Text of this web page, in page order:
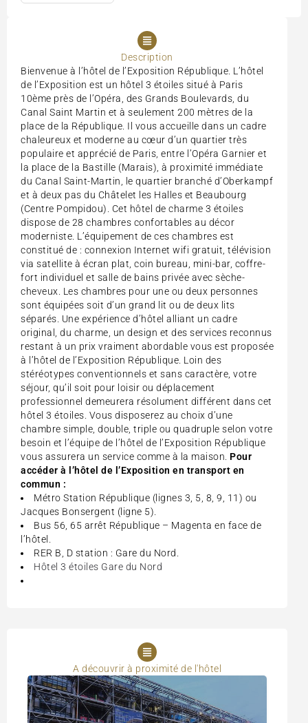
Description
Bienvenue à l’hôtel de l’Exposition République. L’hôtel
de l’Exposition est un hôtel 3 étoiles situé à Paris
10ème près de l’Opéra, des Grands Boulevards, du
Canal Saint Martin et à seulement 200 mètres de la
place de la République. Il vous accueille dans un cadre
chaleureux et moderne au cœur d’un quartier très
populaire et apprécié de Paris, entre l’Opéra Garnier et
la place de la Bastille (Marais), à proximité immédiate
du Canal Saint-Martin, le quartier branché d’Oberkampf
et à deux pas du Châtelet les Halles et Beaubourg
(Centre Pompidou). Cet hôtel de charme 3 étoiles
dispose de 28 chambres confortables au décor
moderniste. L’équipement de ces chambres est
constitué de : connexion Internet wifi gratuit, télévision
via satellite à écran plat, coin bureau, mini-bar, coffre-
fort individuel et salle de bains privée avec sèche-
cheveux. Les chambres pour une ou deux personnes
sont équipées soit d’un grand lit ou de deux lits
séparés. Une expérience d’hôtel alliant un cadre
original, du charme, un design et des services reconnus
restant à un prix vraiment abordable vous est proposée
à l’hôtel de l’Exposition République. Loin des
stéréotypes conventionnels et sans caractère, votre
séjour, qu’il soit pour loisir ou déplacement
professionnel demeurera résolument différent dans cet
hôtel 3 étoiles. Vous disposerez au choix d’une
chambre simple, double, triple ou quadruple selon votre
besoin et l’équipe de l’hôtel de l’Exposition République
vous assurera un service comme à la maison. Pour
accéder à l’hôtel de l’Exposition en transport en
commun :
Métro Station République (lignes 3, 5, 8, 9, 11) ou
Jacques Bonsergent (ligne 5).
Bus 56, 65 arrêt République – Magenta en face de
l’hôtel.
RER B, D station : Gare du Nord.
Hôtel 3 étoiles Gare du Nord
A découvrir à proximité de l'hôtel